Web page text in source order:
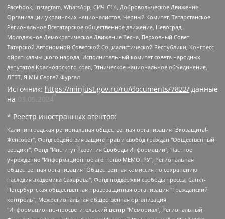
Facebook, Instagram, WhatsApp, СИЧ-С14, Добровольческое Движение
Организации украинских националистов, Черный Комитет, Татарстанское
Региональное Всетатарское общественное движение, Невоград,
Молодежное Демократическое Движение Весна, Верховный Совет
Татарской Автономной Советской Социалистической Республики, Конгресс
ойрат-калмыцкого народа, Исполнительный комитет совета народных
депутатов Красноярского края, Этническое национальное объединение,
ЛГБТ, Я.МЫ Сергей Фургал
Источник: https://minjust.gov.ru/ru/documents/7822/ данные
на 03.05.2024
* Реестр иностранных агентов:
Калининградская региональная общественная организация "Экозащита!-Женсовет", Фонд содействия защите прав и свобод граждан "Общественный вердикт", Фонд "Институт Развития Свободы Информации", Частное учреждение "Информационное агентство МЕМО. РУ", Региональная общественная организация "Общественная комиссия по сохранению наследия академика Сахарова", Фонд поддержки свободы прессы, Санкт-Петербургская общественная правозащитная организация "Гражданский контроль", Межрегиональная общественная организация "Информационно-просветительский центр "Мемориал", Региональный Фонд "Центр Защиты Прав Средств Массовой Информации", с 05.12.2023 Фонд "Центр Защиты Прав Средств массовой информации", Региональная общественная благотворительная организация помощи беженцам и мигрантам "Гражданское содействие", Негосударственное образовательное учреждение дополнительного профессионального образования (повышение квалификации) специалистов "АКАДЕМИЯ ПО ПРАВАМ ЧЕЛОВЕКА", Свердловская региональная общественная организация "Сутяжник", Автономная некоммерческая организация "Центр независимых социологических исследований", Союз общественных объединений "Российский исследовательский центр по правам человека", Региональное общественное учреждение научно-информационный центр "МЕМОРИАЛ", Некоммерческая организация "Фонд защиты гласности", Автономная некоммерческая организация "Институт прав человека", Городская общественная организация "Екатеринбургское общество "МЕМОРИАЛ", Городская общественная организация "Рязанское историко-просветительское и правозащитное общество "Мемориал" (Рязанский Мемориал), Челябинский региональный орган общественной самодеятельности – женское общественное объединение "Женщины Евразии", Челябинский региональный орган общественной самодеятельности "Уральская правозащитная группа", Фонд содействия защите здоровья и социальной справедливости имени Андрея Рылькова, Автономная Некоммерческая Организация "Аналитический Центр Юрия Левады", Автономная некоммерческая организация социальной поддержки населения "Проект Апрель", Региональная общественная организация помощи женщинам и детям, находящимся в кризисной ситуации "Информационно-методический центр "Анна", Фонд содействия развитию массовых коммуникаций и правовому просвещению "Так-так-Так", Фонд содействия устойчивому развитию "Серебряная тайга", Свердловский региональный общественный фонд социальных проектов "Новое время", "Idel.Реалии", Кавказ.Реалии, Крым.Реалии, Телеканал Настоящее Время, Татаро-башкирская служба Радио Свобода (Azatliq Radiosi), Радио Свободная Европа/Радио Свобода (PCE/PC), "Сибирь.Реалии", "Фактограф", Благотворительный фонд помощи осужденным и их семьям, Автономная некоммерческая организация "Институт глобализации и социальных движений", Фонд "В защиту прав заключенных", Частное учреждение "Центр поддержки и содействия развитию средств массовой информации", Пензенский региональный общественный благотворительный фонд "Гражданский союз", "Север.Реалии", Некоммерческая организация Фонд "Правовая инициатива", Общество с ограниченной ответственностью "Радио Свободная Европа/Радио Свобода", Чешское информационное агентство "MEDIUM-ORIENT", Красноярская региональная общественная организация "Мы против СПИДа", Камалягин Денис Николаевич, Маркелов Сергей Евгеньевич, Пономарев Лев Александрович, Савицкая Людмила Алексеевна, Автономная некоммерческая организация "Центр по работе с проблемой насилия "НАСИЛИЮ.НЕТ", Межрегиональный профессиональный союз работников здравоохранения "Альянс врачей", Юридическое лицо, зарегистрированное в Латвийской Республике, SIA "Medusa Project" (регистрационный номер 40103797863, дата регистрации 10.06.2014), Некоммерческая организация "Фонд по борьбе с коррупцией", Автономная некоммерческая организация "Институт права и публичной политики", Баданин Роман Сергеевич, Гликин Максим Александрович, Железнова Мария Михайловна, Лукьянова Юлия Сергеевна, Маетная Елизавета Витальевна, Маняхин Петр Борисович, Чуракова Ольга Владимировна, Ярош Юлия Петровна, Юридическое лицо "The Insider SIA", зарегистрированное в Риге, Латвийская Республика (дата регистрации 26.06.2015), являющееся администратором доменного имени интернет-издания "The Insider SIA", https://theins.ru, Постернак Алексей Евгеньевич, Рубин Михаил Аркадьевич, Анин Роман Александрович, Юридическое лицо Istories fonds, зарегистрированное в Латвийской Республике (регистрационный номер 50008295751, дата регистрации 24.02.2020), Великовский Дмитрий Александрович, Долинина Ирина Николаевна, Мароховская Алеся Алексеевна, Шлейнов Роман Юрьевич, Шмагун Олеся Валентиновна, Общество с ограниченной ответственностью "Альтаир 2021", Общество с ограниченной ответственностью "Вега 2021", Общество с ограниченной ответственностью "Главный редактор 2021", Общество с ограниченной ответственностью "Ромашки монолит", Важенков Артем Валерьевич, Ивановская областная общественная организация "Центр гендерных исследований", Гурман Юрий Альбертович, Медиапроект "ОВД-Инфо", Егоров Владимир Владимирович, Жилинский Владимир Александрович, Общество с ограниченной ответственностью "ЗП", Иванова София Юрьевна, Карезина Инна Павловна, Кильтау Екатерина Викторовна, Петров Алексей Викторович, Пискунов Сергей Евгеньевич, Смирнов Сергей Сергеевич, Тихонов Михаил Сергеевич, Общество с ограниченной ответственностью "ЖУРНАЛИСТ-ИНОСТРАННЫЙ АГЕНТ", Арапова Галина Юрьевна, Вольтская Татьяна Анатольевна, Американская компания "Mason G.E.S. Anonymous Foundation" (США), являющаяся владельцем интернет-издания https://mnews.world/, Компания "Stichting Bellingcat", зарегистрированная в Нидерландах (дата регистрации 11.07.2018), Захаров Андрей Вячеславович, Клепиковская Екатерина Дмитриевна, Общество с ограниченной ответственностью "МЕМО", Перл Роман Александрович, Симонов Евгений Алексеевич, Соловьева Елена Анатольевна, Сотников Даниил Владимирович, Сурначева Елизавета Дмитриевна, Автономная некоммерческая организация по защите прав человека и информированию населения "Якутия – Наше Мнение", Общество с ограниченной ответственностью "Москоу диджитал медиа", с 26.01.2023 Общество с ограниченной ответственностью "Чайка Белые сады", Ветошкина Валерия Валерьевна, Заговора Максим Александрович, Межрегиональное общественное движение "Российская ЛГБТ - сеть", Оленичев Максим Владимирович, Павлов Иван Юрьевич, Скворцова Елена Сергеевна, Общество с ограниченной ответственностью "Как бы инагент", Кочетков Игорь Викторович, Общество с ограниченной ответственностью "Честные выборы", Еланчик Олег Александрович, Общество с ограниченной ответственностью "Нобелевский призыв", Гималова Регина Эмилевна, Григорьев Андрей Валерьевич, Григорьева Алина Александровна, Ассоциация по содействию защите прав призывников, альтернативнослужащих и военнослужащих "Правозащитная группа "Гражданин.Армия.Право", Хисамова Регина Фаритовна, Автономная некоммерческая организация по реализации социально-правовых программ "Лилит", Дальневосточное общественное движение "Маяк", Санкт-Петербургская ЛГБТ-инициативная группа "Выход", Инициативная группа ЛГБТ+ "Реверс", Алексеев Андрей Викторович, Бекбулатова Таисия Львовна, Беляев Иван Михайлович, Владыкина Елена Сергеевна, Гельман Марат Александрович, Никульшина Вероника Юрьевна, Толоконникова Надежда Андреевна, Шендерович Виктор Анатольевич, Общество с ограниченной ответственностью "Данное сообщение", Общество с ограниченной ответственностью Издательский дом "Новая глава", Айнбиндер Александра Александровна, Московский комьюнити-центр для ЛГБТ+инициатив, Благотворительный фонд развития филантропии, Deutsche Welle (Германия, Kurt-Schumacher-Strasse 3, 53113 Bonn), Борзунова Мария Михайловна, Воробьев Виктор Викторович, Голубева Анна Львовна, Константинова Алла Михайловна, Малкова Ирина Владимировна, Мурадов Мурад Абдулгалимович, Осетинская Елизавета Николаевна, Понасенков Евгений Николаевич, Ганапольский Матвей Юрьевич, Киселев Евгений Алексеевич, Борухович Ирина Григорьевна, Дремин Иван Тимофеевич, Дубровский Дмитрий Викторович, Красноярская региональная общественная организация поддержки и развития альтернативных образовательных технологий и межкультурных коммуникаций "ИНТЕРРА", Маяковская Екатерина Алексеевна, Фейгин Марк Захарович, Филимонов Андрей Викторович, Дзугкоева Регина Николаевна, Доброхотов Роман Александрович, Дудь Юрий Александрович, Елкин Сергей Владимирович, Кругликов Кирилл Игоревич, Сабунаева Мария Леонидовна, Семенов Алексей Владимирович, Шаинян Карен Багратович, Шульман Екатерина Михайловна, Асафьев Артур Валерьевич, Вахштайн Виктор Семенович, Венедиктов Алексей Алексеевич, Лушникова Екатерина Евгеньевна, Волков Леонид Михайлович, Невзоров Александр Глебович, Пархоменко Сергей Борисович, Сироткин Ярослав Николаевич, Кара-Мурза Владимир Владимирович, Баранова Наталья Владимировна, Гозман Леонид Яковлевич, Кагарлицкий Борис Юльевич, Климарев Михаил Валерьевич, Милов Владимир Станиславович, Автономная некоммерческая организация Краснодарский центр современного искусства "Типография", Моргенштерн Алишер Тагирович, Соболь Любовь Эдуардовна, Общество с ограниченной ответственностью "ЛИЗА НОРМ", Каспаров Гарри Кимович, Ходорковский Михаил Борисович, Общество с ограниченной ответственностью "Апрельские тезисы", Данилович Ирина Брониславовна, Кашин Олег Владимирович, Петров Николай Владимирович, Пивоваров Алексей Владимирович, Соколов Михаил Владимирович, Цветкова Юлия Владимировна, Чичваркин Евгений Александрович, Комитет против пыток/Команда против пыток, Общество с ограниченной ответственностью "Первый научный", Общество с ограниченной ответственностью "Вертолет и ко", Белоцерковская Вероника Борисовна, Кац Максим Евгеньевич, Лазарева Татьяна Юрьевна, Шаведдинов Руслан Табризович, Яшин Илья Валерьевич, Общество с ограниченной ответственностью "Иноагент ААВ", Алешковский Дмитрий Петрович, Альбац Евгения Марковна, Быков Дмитрий Львович, Галямина Юлия Евгеньевна, Лойко Сергей Леонидович, Мартынов Кирилл Константинович, Медведев Сергей Александрович, Крашенинников Федор Геннадиевич, Гордеева Катерина Вл